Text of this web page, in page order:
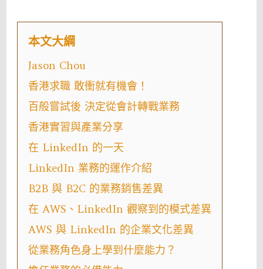
本文大綱
Jason Chou
香港求職 敢衝就有機會！
百般嘗試後 決定從會計轉戰業務
香港實習與產業分享
在 LinkedIn 的一天
LinkedIn 業務的運作介紹
B2B 與 B2C 的業務銷售差異
在 AWS、LinkedIn 觀察到的模式差異
AWS 與 LinkedIn 的企業文化差異
從業務角色身上學到什麼能力？